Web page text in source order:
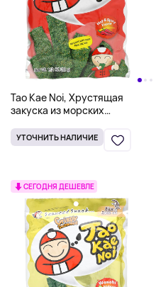
Tao Kae Noi, Хрустящая
закуска из морских
пряная, 32 г (1,12 унции)
УТОЧНИТЬ НАЛИЧИЕ
СЕГОДНЯ ДЕШЕВЛЕ